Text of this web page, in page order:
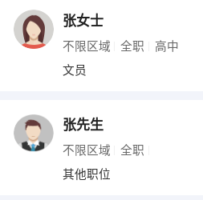
张女士
不限区域 全职 高中
文员
张先生
不限区域 全职
其他职位